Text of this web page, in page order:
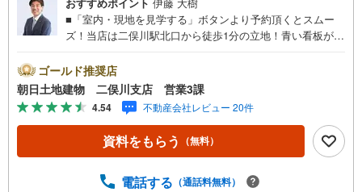
■「室内・現地を見学する」ボタンより予約頂くとスムー
ズ！当店は二俣川駅北口から徒歩1分の立地！青い看板が目
ーナーなど、お子様にも退屈せずにお過ごし頂けます。■
テレワークで作業効率のUP化オウチ時間で人生を豊かにす
るためにONとOFFを切り替えて、家族との時間も増えて幸
せマイホームを！■ 住宅ローンのご相談承ります。■住まい
選びはフィーリングも大切です。現地の空気や雰囲気を感
じてみましょう。営業スタッフまでお問合せくださいま
そうですが住まい選びはフィーリングも大切です。現地の
ゴールド推奨店
朝日土地建物 二俣川支店 営業3課
4.54 不動産会社レビュー 20件
資料をもらう （無料）
電話する （通話料無料）